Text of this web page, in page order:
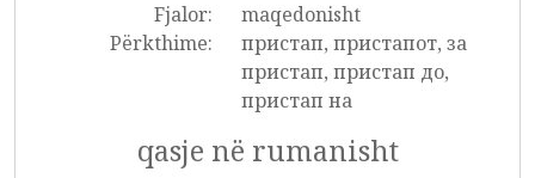
Fjalor:
maqedonisht
Përkthime:
пристап, пристапот, за
пристап, пристап до,
пристап на
qasje në rumanisht